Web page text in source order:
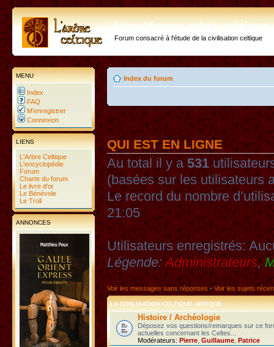
http://forum.arbre-
Forum consacré à l'étude de la civilisation celtique
MENU
Index
FAQ
M’enregistrer
Connexion
LIENS
L'Arbre Celtique
L'encyclopédie
Forum
Charte du forum
Le livre d'or
Le Bénévole
Le Troll
ANNONCES
Index du forum
QUI EST EN LIGNE
Au total il y a531
(basées sur les utilisateurs
Le record du nombre
21:05
Utilisateurs enregistrés:
Légende:Administrateurs,
Voir les messages sans réponses•Voir les sujets
LA CIVILISATION CELTIQUE ANTIQUE
Histoire / Archéologie
Déposez vos questions/remarques sur ce
actuelles concernant les Celtes...
Modérateurs: Pierre Guillaume Patrice